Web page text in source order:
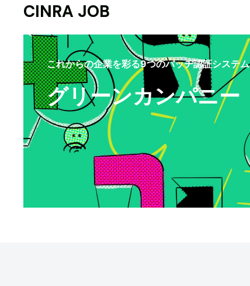
CINRA JOB
これからの企業を彩る9つのバッヂ認証システム
グリーンカンパニー